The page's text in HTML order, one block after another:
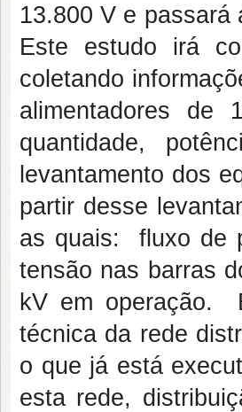
13.800 V e passará
Este estudo irá
coletando
alimentadores de
quantidade,
levantamento dos
partir desse
as quais: fluxo de
tensão nas barras
kV em operação.
técnica da rede
o que já está
esta rede,